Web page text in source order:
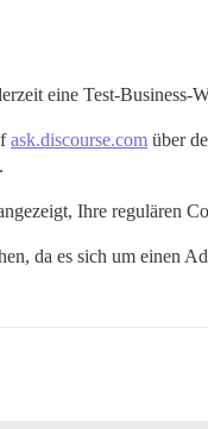
eine Test-Business-
ask.discourse.com über
Ihre regulären
da es sich um einen